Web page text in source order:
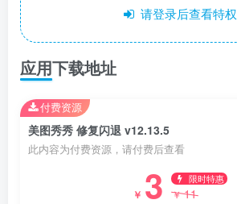
请登录后查看特权
应用下载地址
美图秀秀 修复闪退 v12.13.5
此内容为付费资源，请付费后查看
￥ 3 限时特惠
￥11
付费资源